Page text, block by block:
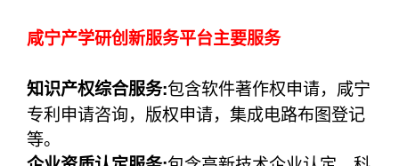
咸宁产学研创新服务平台主要服务
知识产权综合服务:包含软件著作权申请，咸宁
专利申请咨询，版权申请，集成电路布图登记
等。